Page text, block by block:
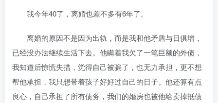
我今年40了，离婚也差不多有6年了。
离婚的原因不是因为出轨，而是我和他矛盾与日俱增，
已经没办法继续生活下去。他瞒着我欠了一笔巨额的外债，
我知道后惊慌失措，觉得自己被骗了，也无力承担，更不想
帮他承担，我只想带着孩子好好过自己的日子。他还算有点
良心，自己承担了所有债务，我们的婚房也被他给卖掉抵债